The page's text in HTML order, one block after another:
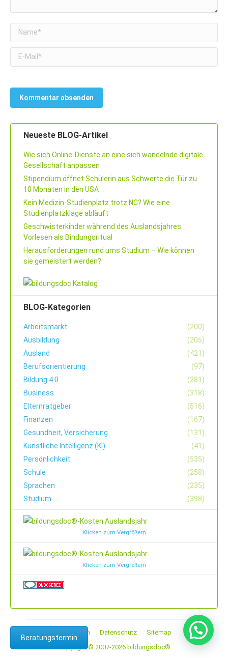
Name *
E-Mail *
Neueste BLOG-Artikel
Wie sich Online-Dienste an eine sich wandelnde digitale
Gesellschaft anpassen
Stipendium öffnet Schülerin aus Schwerte die Tür zu
10 Monaten in den USA
Kein Medizin-Studienplatz trotz NC? Wie eine
Studienplatzklage abläuft
Geschwisterkinder während des Auslandsjahres:
Vorlesen als Bindungsritual
Herausforderungen rund ums Studium – Wie können
sie gemeistert werden?
BLOG-Kategorien
Arbeitsmarkt
(200)
Ausbildung
(205)
Ausland
(421)
Berufsorientierung
(97)
Bildung 4.0
(281)
Business
(318)
Elternratgeber
(516)
Finanzen
(167)
Gesundheit, Versicherung
(131)
Künstliche Intelligenz (KI)
(41)
Persönlichkeit
(535)
Schule
(258)
Sprachen
(235)
Studium
(398)
Klicken zum Vergrößern
Klicken zum Vergrößern
Impressum Datenschutz
Sitemap
Copyright © 2007-2026 bildungsdoc®
Beratungstermin